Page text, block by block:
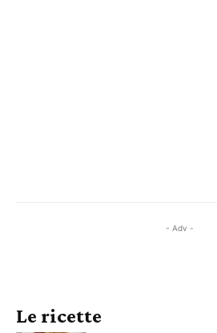
- Adv -
Le ricette